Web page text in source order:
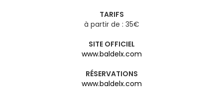
TARIFS
à partir de : 35€
SITE OFFICIEL
www.baldelx.com
RÉSERVATIONS
www.baldelx.com